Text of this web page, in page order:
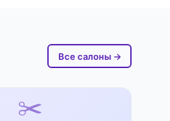
Все салоны →
✂️